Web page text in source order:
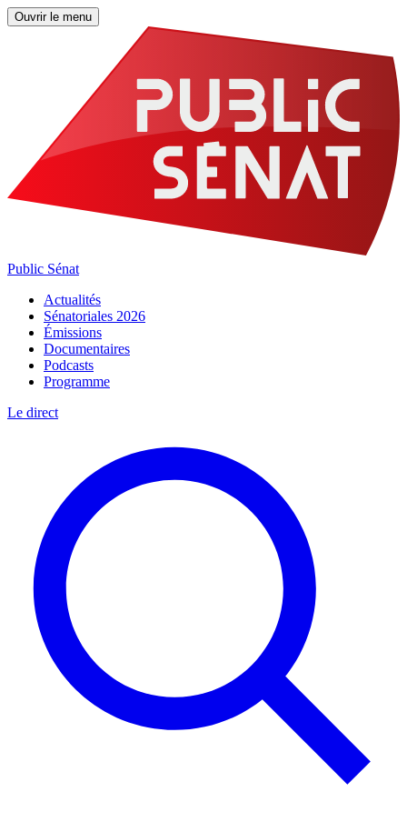
Ouvrir le menu
Public Sénat
Actualités
Sénatoriales 2026
Émissions
Documentaires
Podcasts
Programme
Le direct